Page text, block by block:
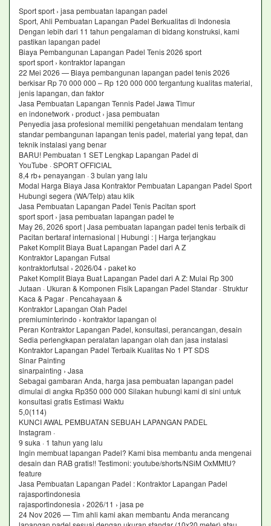
Sport sport › jasa pembuatan lapangan padel
Sport, Ahli Pembuatan Lapangan Padel Berkualitas di Indonesia
Dengan lebih dari 11 tahun pengalaman di bidang konstruksi, kami
pastikan lapangan padel
Biaya Pembangunan Lapangan Padel Tenis 2026 sport
sport sport › kontraktor lapangan
22 Mei 2026 — Biaya pembangunan lapangan padel tenis 2026
berkisar Rp 70 000 000 – Rp 120 000 000 tergantung kualitas material,
jenis lapangan, dan faktor
Jasa Pembuatan Lapangan Tennis Padel Jawa Timur
en indonetwork › product › jasa pembuatan
Penyedia jasa profesional memiliki pengetahuan mendalam tentang
standar pembangunan lapangan tenis padel, material yang tepat, dan
teknik instalasi yang benar
BARU! Pembuatan 1 SET Lengkap Lapangan Padel di
YouTube · SPORT OFFICIAL
8,4 rb+ penayangan · 3 bulan yang lalu
Modal Harga Biaya Jasa Kontraktor Pembuatan Lapangan Padel Sport
Hubungi segera (WA/Telp) atau klik
Jasa Pembuatan Lapangan Padel Tenis Pacitan sport
sport sport › jasa pembuatan lapangan padel te
May 26, 2026 sport | Jasa pembuatan lapangan padel tenis terbaik di
Pacitan bertaraf internasional | Hubungi : | Harga terjangkau
Paket Komplit Biaya Buat Lapangan Padel dari A Z
Kontraktor Lapangan Futsal
kontraktorfutsal › 2026/04 › paket ko
Paket Komplit Biaya Buat Lapangan Padel dari A Z: Mulai Rp 300
Jutaan · Ukuran & Komponen Fisik Lapangan Padel Standar · Struktur
Kaca & Pagar · Pencahayaan &
Kontraktor Lapangan Olah Padel
premiuminterindo › kontraktor lapangan ol
Peran Kontraktor Lapangan Padel, konsultasi, perancangan, desain
Sedia perlengkapan peralatan lapangan olah dan jasa instalasi
Kontraktor Lapangan Padel Terbaik Kualitas No 1 PT SDS
Sinar Painting
sinarpainting › Jasa
Sebagai gambaran Anda, harga jasa pembuatan lapangan padel
dimulai di angka Rp350 000 000 Silakan hubungi kami di sini untuk
konsultasi gratis Estimasi Waktu
5,0(114)
KUNCI AWAL PEMBUATAN SEBUAH LAPANGAN PADEL
Instagram ·
9 suka · 1 tahun yang lalu
Ingin membuat lapangan Padel? Kami bisa membantu anda mengenai
desain dan RAB gratis!! Testimoni: youtube/shorts/NSiM OxMMtU?
feature
Jasa Pembuatan Lapangan Padel : Kontraktor Lapangan Padel
rajasportindonesia
rajasportindonesia › 2026/11 › jasa pe
24 Nov 2026 — Tim ahli kami akan membantu Anda merancang